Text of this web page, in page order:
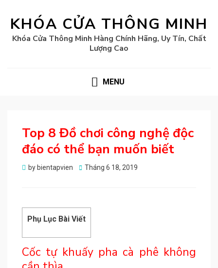
KHÓA CỬA THÔNG MINH
Khóa Cửa Thông Minh Hàng Chính Hãng, Uy Tín, Chất
Lượng Cao
MENU
Top 8 Đồ chơi công nghệ độc
đáo có thể bạn muốn biết
by bientapvien
Posted
Tháng 6 18, 2019
Phụ Lục Bài Viết
Cốc tự khuấy pha cà phê không